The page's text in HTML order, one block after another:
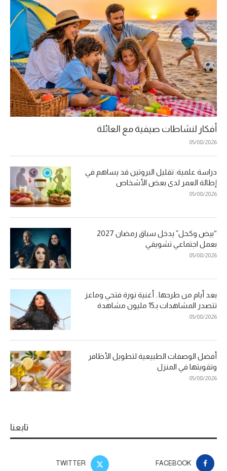
أفكار لنشاطات صيفية مع العائلة
05/08/2026
دراسة علمية: تقليل البروتين قد يساهم في
إطالة العمر لدى بعض الأشخاص
05/08/2026
“بيض وكحل” يدخل سباق رمضان 2027
بعمل اجتماعي تشويقي
05/08/2026
بعد أيام من طرحها.. أغنية نورة فتحي وماعز
تتصدر المشاهدات بـ15 مليون مشاهدة
05/08/2026
أفضل الوصفات الطبيعية لتطويل الأظافر
وتقويتها في المنزل
05/08/2026
تابعنا
FACEBOOK
TWITTER